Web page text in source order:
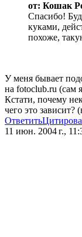
от: Кошак
Спасибо!
куками,
похоже,
У меня бывает
на fotoclub.ru (сам
Кстати, почему
чего это зависит?
Ответить
11 июн. 2004 г.,